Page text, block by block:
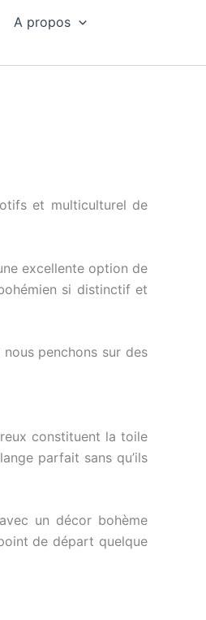
A propos
et multiculturel de
excellente option de
si distinctif et
penchons sur des
constituent la toile
parfait sans qu’ils
un décor bohème
de départ quelque